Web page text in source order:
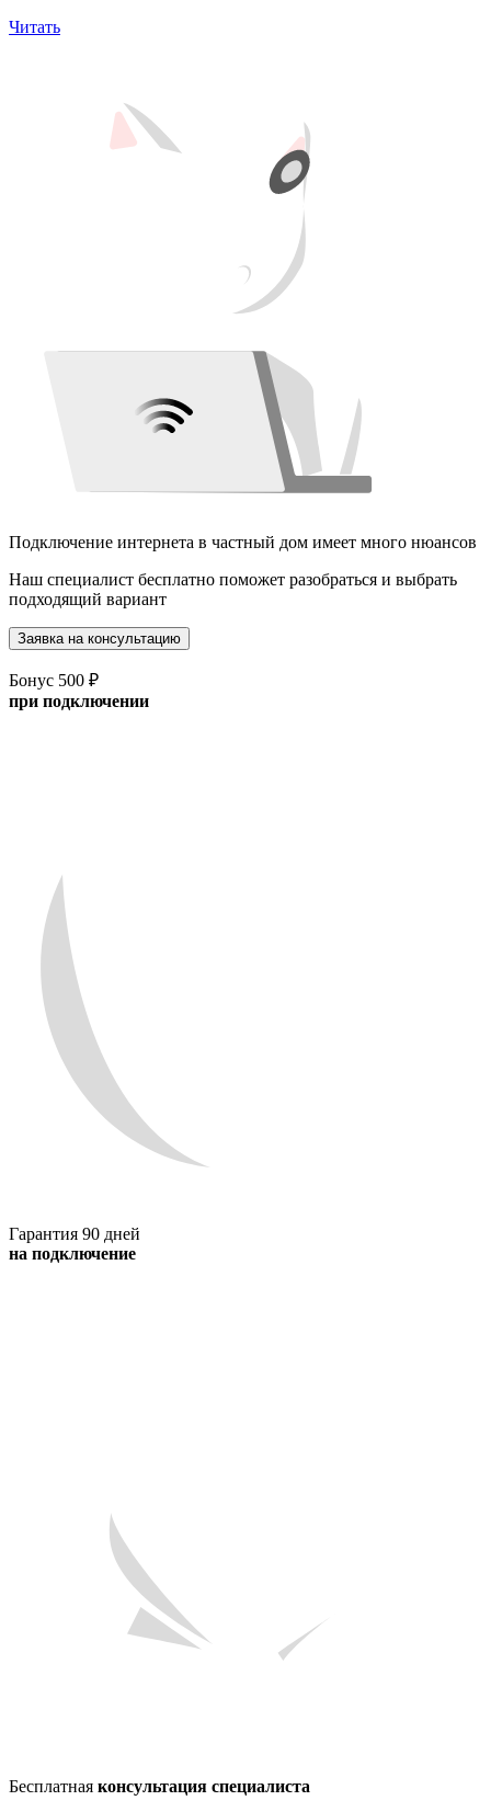
Читать
Подключение интернета в частный дом имеет много нюансов
Наш специалист бесплатно поможет разобраться и выбрать
подходящий вариант
Заявка на консультацию
Бонус 500 ₽
при подключении
Гарантия 90 дней
на подключение
Бесплатная консультация специалиста